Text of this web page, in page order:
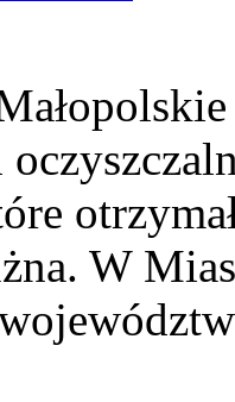
W